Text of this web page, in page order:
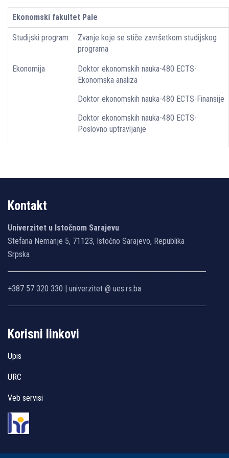
Ekonomski fakultet Pale
Studijski program
Zvanje koje se stiče završetkom studijskog
programa
Ekonomija
Doktor ekonomskih nauka-480 ECTS-
Ekonomska analiza
Doktor ekonomskih nauka-480 ECTS-Finansije
Doktor ekonomskih nauka-480 ECTS-
Poslovno uptravlјanje
Kontakt
Univerzitet u Istočnom Sarajevu
Stefana Nemanje 5, 71123, Istočno Sarajevo, Republika
Srpska
+387 57 320 330 | univerzitet @ ues.rs.ba
Korisni linkovi
Upis
URC
Veb servisi